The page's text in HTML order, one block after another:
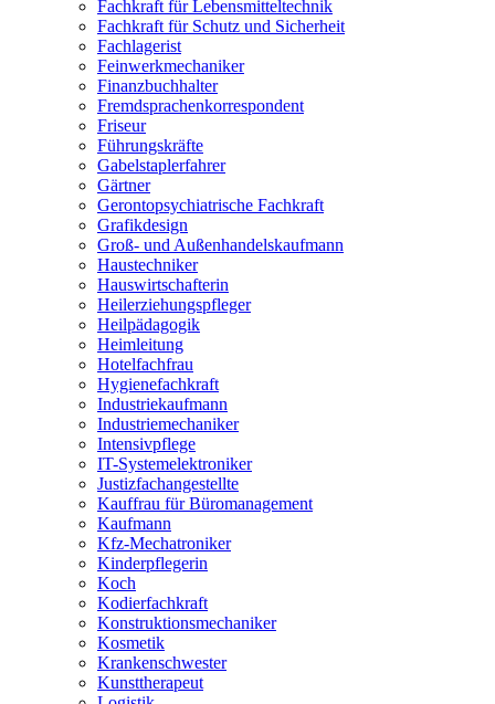
Fachkraft für Lebensmitteltechnik
Fachkraft für Schutz und Sicherheit
Fachlagerist
Feinwerkmechaniker
Finanzbuchhalter
Fremdsprachenkorrespondent
Friseur
Führungskräfte
Gabelstaplerfahrer
Gärtner
Gerontopsychiatrische Fachkraft
Grafikdesign
Groß- und Außenhandelskaufmann
Haustechniker
Hauswirtschafterin
Heilerziehungspfleger
Heilpädagogik
Heimleitung
Hotelfachfrau
Hygienefachkraft
Industriekaufmann
Industriemechaniker
Intensivpflege
IT-Systemelektroniker
Justizfachangestellte
Kauffrau für Büromanagement
Kaufmann
Kfz-Mechatroniker
Kinderpflegerin
Koch
Kodierfachkraft
Konstruktionsmechaniker
Kosmetik
Krankenschwester
Kunsttherapeut